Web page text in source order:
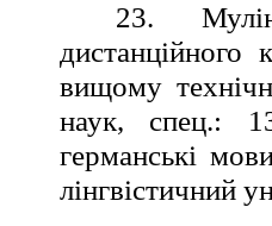
23.
дистанційного
вищому
наук, спец.:
германські
лінгвістичний